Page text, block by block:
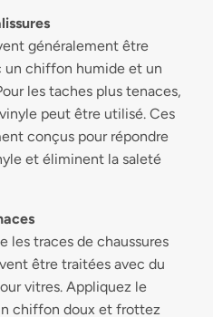
généralement être
chiffon humide et un
les taches plus tenaces,
peut être utilisé. Ces
conçus pour répondre
et éliminent la saleté
les traces de chaussures
être traitées avec du
vitres. Appliquez le
chiffon doux et frottez